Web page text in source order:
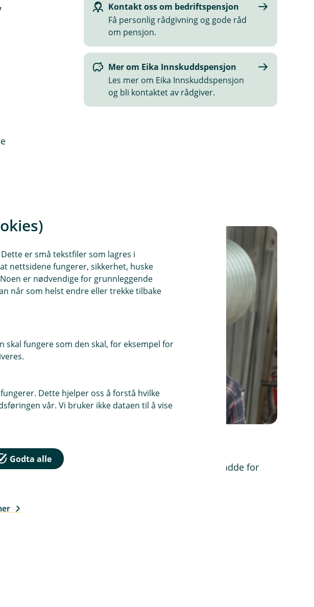
Kontakt oss om bedriftspensjon
Få personlig rådgivning og gode råd
om pensjon.
Mer om Eika Innskuddspensjon
Les mer om Eika Innskuddspensjon
og bli kontaktet av rådgiver.
var ikke klar over hvilke pensjonsmuligheter han hadde for
er små tekstfiler som lagres i
nettsidene fungerer, sikkerhet, huske
er nødvendige for grunnleggende
når som helst endre eller trekke tilbake
fungere som den skal, for eksempel for
Dette hjelper oss å forstå hvilke
vår. Vi bruker ikke dataen til å vise
Godta alle